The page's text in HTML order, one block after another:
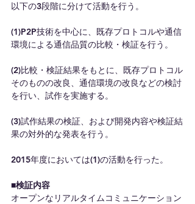
以下の3段階に分けて活動を行う。
(1)P2P技術を中心に、既存プロトコルや通信
環境による通信品質の比較・検証を行う。
(2)比較・検証結果をもとに、既存プロトコル
そのものの改良、通信環境の改良などの検討
を行い、試作を実施する。
(3)試作結果の検証、および開発内容や検証結
果の対外的な発表を行う。
2015年度においては(1)の活動を行った。
■検証内容
オープンなリアルタイムコミュニケーション